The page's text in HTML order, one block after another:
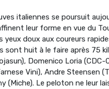
italiennes se poursuit
leur forme en vue du
yeux doux aux coureurs
sont huit à le faire après 75
Domenico Loria
Vini), Andre Steensen
(Miche). Le peloton ne leur